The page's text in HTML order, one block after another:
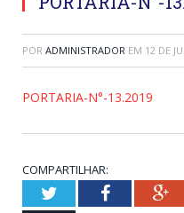
POR ADMINISTRADOR EM 12 DE
PORTARIA-N°-13.2019
COMPARTILHAR:
TwitterFacebook